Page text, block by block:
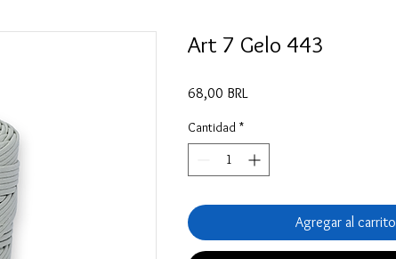
Art 7 Gelo 443
68,00 BRL
Cantidad *
Agregar al carrito